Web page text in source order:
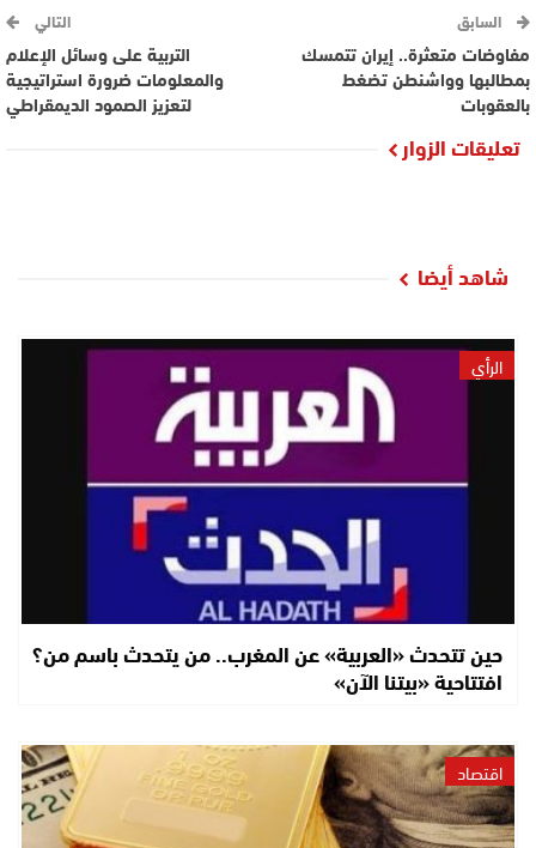
السابق
مفاوضات متعثرة.. إيران تتمسك
بمطالبها وواشنطن تضغط
بالعقوبات
التالي
التربية على وسائل الإعلام
والمعلومات ضرورة استراتيجية
لتعزيز الصمود الديمقراطي
تعليقات الزوار
شاهد أيضا
الرأي
حين تتحدث «العربية» عن المغرب.. من يتحدث باسم من؟
افتتاحية «بيتنا الآن»
اقتصاد